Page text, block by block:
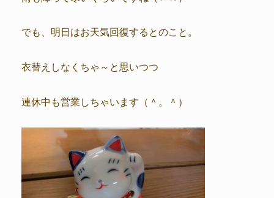
でも、明日はお天気回復するとのこと。
衣替えしなくちゃ～と思いつつ
連休中も営業しちゃいます（＾。＾）